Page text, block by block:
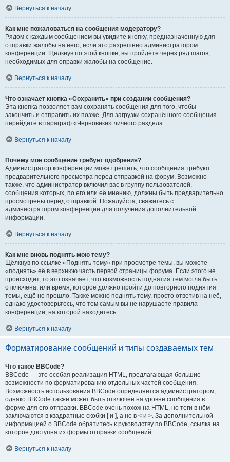
Вернуться к началу
Как мне пожаловаться на сообщения модератору?
Рядом с каждым сообщением вы увидите кнопку, предназначенную для
отправки жалобы на него, если это разрешено администратором
конференции. Щёлкнув по этой кнопке, вы пройдёте через ряд шагов,
необходимых для оправки жалобы на сообщение.
Вернуться к началу
Что означает кнопка «Сохранить» при создании сообщения?
Эта кнопка позволяет вам сохранять сообщения для того, чтобы
закончить и отправить их позже. Для загрузки сохранённого сообщения
перейдите в параграф «Черновики» личного раздела.
Вернуться к началу
Почему моё сообщение требует одобрения?
Администратор конференции может решить, что сообщения требуют
предварительного просмотра перед отправкой на форум. Возможно
также, что администратор включил вас в группу пользователей,
сообщения которых, по его или её мнению, должны быть предварительно
просмотрены перед отправкой. Пожалуйста, свяжитесь с
администратором конференции для получения дополнительной
информации.
Вернуться к началу
Как мне вновь поднять мою тему?
Щёлкнув по ссылке «Поднять тему» при просмотре темы, вы можете
«поднять» её в верхнюю часть первой страницы форума. Если этого не
происходит, то это означает, что возможность поднятия тем могла быть
отключена, или время, которое должно пройти до повторного поднятия
темы, ещё не прошло. Также можно поднять тему, просто ответив на неё,
однако удостоверьтесь, что тем самым вы не нарушаете правила
конференции, на которой находитесь.
Вернуться к началу
Форматирование сообщений и типы создаваемых тем
Что такое BBCode?
BBCode — это особая реализация HTML, предлагающая большие
возможности по форматированию отдельных частей сообщения.
Возможность использования BBCode определяется администратором,
однако BBCode также может быть отключён на уровне сообщения в
форме для его отправки. BBCode очень похож на HTML, но теги в нём
заключаются в квадратные скобки [ и ], а не в < и >. За дополнительной
информацией о BBCode обратитесь к руководству по BBCode, ссылка на
которое доступна из формы отправки сообщений.
Вернуться к началу